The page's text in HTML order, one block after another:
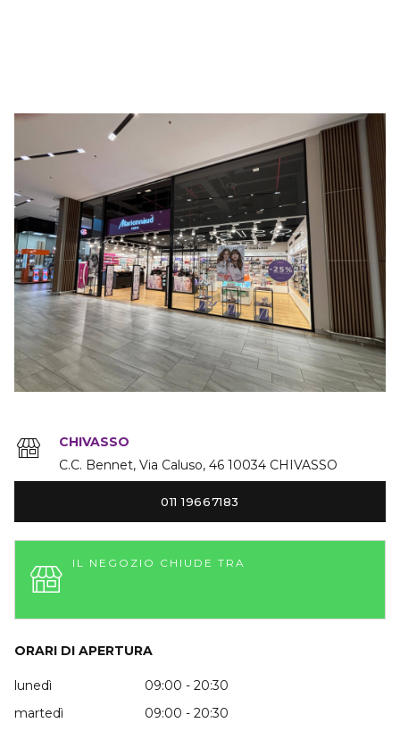
CHIVASSO
C.C. Bennet, Via Caluso 46 10034 CHIVASSO
011 19667183
ORARI DI APERTURA
lunedì
09:00 - 20:30
martedì
09:00 - 20:30
IL NEGOZIO CHIUDE TRA